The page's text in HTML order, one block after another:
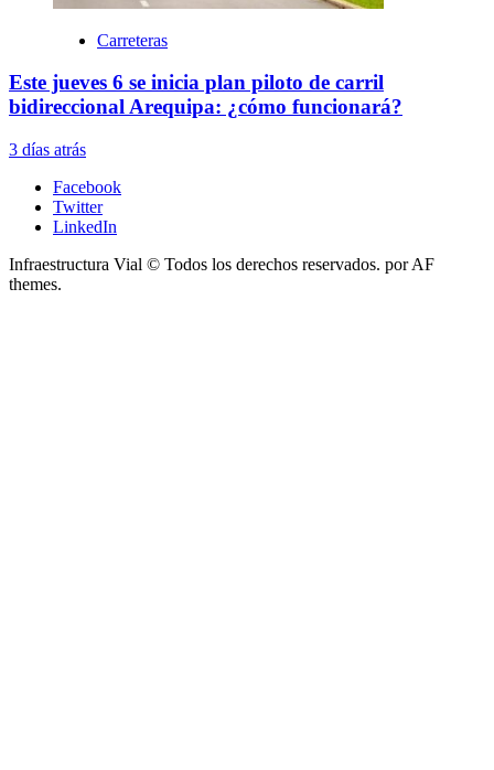
Carreteras
Este jueves 6 se inicia plan piloto de carril
bidireccional Arequipa: ¿cómo funcionará?
3 días atrás
Facebook
Twitter
LinkedIn
Infraestructura Vial © Todos los derechos reservados. por AF
themes.